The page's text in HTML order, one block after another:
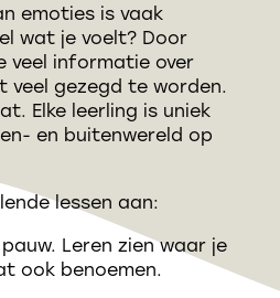
emoties is vaak
wat je voelt? Door
veel informatie over
veel gezegd te worden.
Elke leerling is uniek
en buitenwereld op
lessen aan:
Leren zien waar je
ook benoemen.